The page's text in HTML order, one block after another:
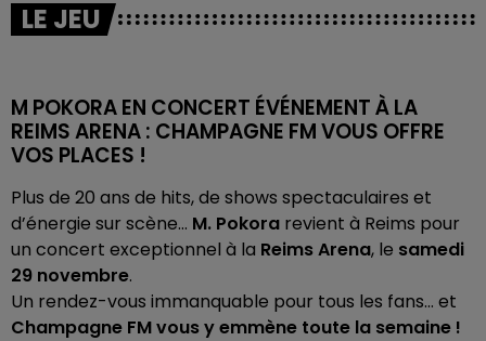
LE JEU
M POKORA EN CONCERT ÉVÉNEMENT À LA
REIMS ARENA : CHAMPAGNE FM VOUS OFFRE
VOS PLACES !
Plus de 20 ans de hits, de shows spectaculaires et
d’énergie sur scène… M. Pokora revient à Reims pour
un concert exceptionnel à la Reims Arena, le samedi
29 novembre.
Un rendez-vous immanquable pour tous les fans… et
Champagne FM vous y emmène toute la semaine !